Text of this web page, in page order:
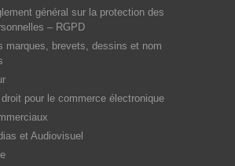
général sur la protection des
– RGPD
marques, brevets, dessins et nom
pour le commerce électronique
et Audiovisuel